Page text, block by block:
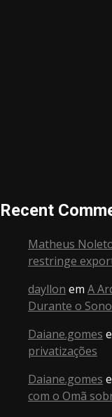
Recent
Matheus
restringe
dayllon em A
Durante o Sono
Daiane.gomes
privatizações
Daiane.gomes
com o Omã